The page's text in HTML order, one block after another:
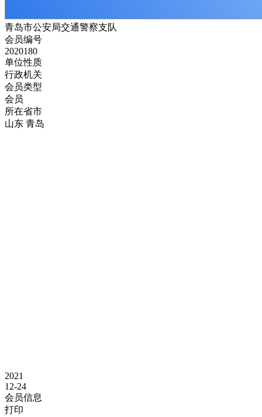
青岛市公安局交通警察支队
会员编号
2020180
单位性质
行政机关
会员类型
会员
所在省市
山东 青岛
2021
12-24
会员信息
打印